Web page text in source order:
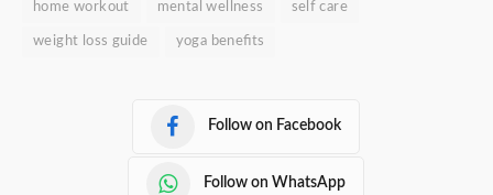
home workout mental wellness self care
weight loss guide yoga benefits
Follow on Facebook
Follow on WhatsApp